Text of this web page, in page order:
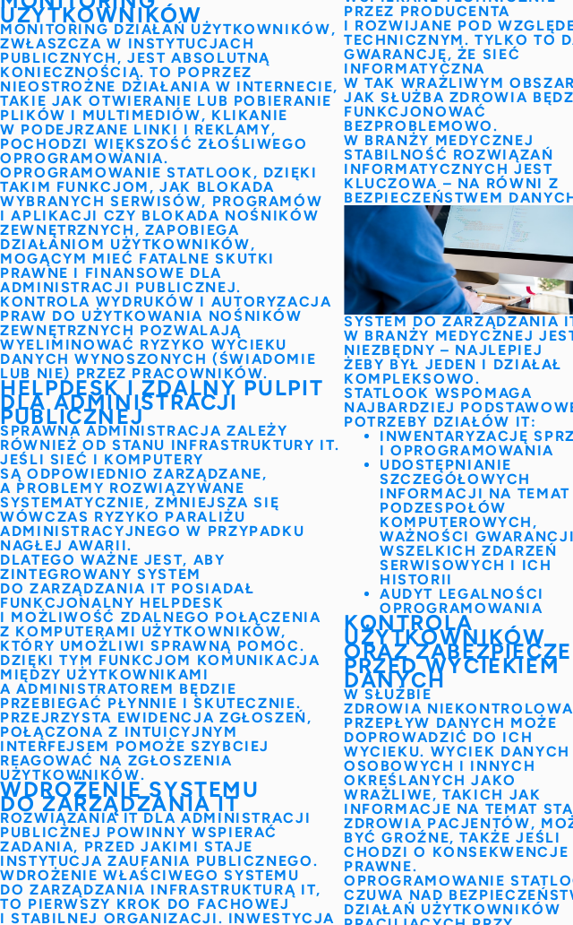
UŻYTKOWNIKÓW
MONITORING DZIAŁAŃ UŻYTKOWNIKÓW,
ZWŁASZCZA W INSTYTUCJACH
PUBLICZNYCH, JEST ABSOLUTNĄ
KONIECZNOŚCIĄ. TO POPRZEZ
NIEOSTROŻNE DZIAŁANIA W INTERNECIE,
TAKIE JAK OTWIERANIE LUB POBIERANIE
PLIKÓW I MULTIMEDIÓW, KLIKANIE
W PODEJRZANE LINKI I REKLAMY,
POCHODZI WIĘKSZOŚĆ ZŁOŚLIWEGO
OPROGRAMOWANIA.
OPROGRAMOWANIE STATLOOK, DZIĘKI
TAKIM FUNKCJOM, JAK BLOKADA
WYBRANYCH SERWISÓW, PROGRAMÓW
I APLIKACJI CZY BLOKADA NOŚNIKÓW
ZEWNĘTRZNYCH, ZAPOBIEGA
DZIAŁANIOM UŻYTKOWNIKÓW,
MOGĄCYM MIEĆ FATALNE SKUTKI
PRAWNE I FINANSOWE DLA
ADMINISTRACJI PUBLICZNEJ.
KONTROLA WYDRUKÓW I AUTORYZACJA
PRAW DO UŻYTKOWANIA NOŚNIKÓW
ZEWNĘTRZNYCH POZWALAJĄ
WYELIMINOWAĆ RYZYKO WYCIEKU
DANYCH WYNOSZONYCH (ŚWIADOMIE
LUB NIE) PRZEZ PRACOWNIKÓW.
HELPDESK I ZDALNY PULPIT
DLA ADMINISTRACJI
PUBLICZNEJ
SPRAWNAADMINISTRACJA ZALEŻY
RÓWNIEŻ OD STANU INFRASTRUKTURY IT.
JEŚLI SIEĆ I KOMPUTERY
SĄ ODPOWIEDNIO ZARZĄDZANE,
A PROBLEMY ROZWIĄZYWANE
SYSTEMATYCZNIE, ZMNIEJSZA SIĘ
WÓWCZAS RYZYKO PARALIŻU
ADMINISTRACYJNEGO W PRZYPADKU
NAGŁEJ AWARII.
DLATEGO WAŻNE JEST, ABY
ZINTEGROWANY SYSTEM
DO ZARZĄDZANIA IT POSIADAŁ
FUNKCJONALNY HELPDESK
I MOŻLIWOŚĆ ZDALNEGO POŁĄCZENIA
Z KOMPUTERAMI UŻYTKOWNIKÓW,
KTÓRY UMOŻLIWI SPRAWNĄ POMOC.
DZIĘKI TYM FUNKCJOM KOMUNIKACJA
MIĘDZY UŻYTKOWNIKAMI
A ADMINISTRATOREM BĘDZIE
PRZEBIEGAĆ PŁYNNIE I SKUTECZNIE.
PRZEJRZYSTA EWIDENCJA ZGŁOSZEŃ,
POŁĄCZONA Z INTUICYJNYM
INTERFEJSEM POMOŻE SZYBCIEJ
REAGOWAĆ NA ZGŁOSZENIA
UŻYTKOWNIKÓW.
WDROŻENIE SYSTEMU
DO ZARZĄDZANIA IT
ROZWIĄZANIA IT DLA ADMINISTRACJI
PUBLICZNEJ POWINNY WSPIERAĆ
ZADANIA, PRZED JAKIMI STAJE
INSTYTUCJA ZAUFANIA PUBLICZNEGO.
WDROŻENIE WŁAŚCIWEGOSYSTEMU
DO ZARZĄDZANIA INFRASTRUKTURĄ IT,
TO PIERWSZY KROK DO FACHOWEJ
I STABILNEJ ORGANIZACJI. INWESTYCJA
PRZEZ PRODUCENTA
I ROZWIJANE POD
TECHNICZNYM. TYLKO TO
GWARANCJĘ, ŻE SIEĆ
INFORMATYCZNA
W TAK WRAŻLIWYM
JAKSŁUŻBA ZDROWIA
FUNKCJONOWAĆ
BEZPROBLEMOWO.
W BRANŻY MEDYCZNEJ
STABILNOŚĆ ROZWIĄZAŃ
INFORMATYCZNYCH JEST
KLUCZOWA – NA RÓWNI Z
BEZPIECZEŃSTWEM
SYSTEM DO ZARZĄDZANIA
W BRANŻY MEDYCZNEJ
NIEZBĘDNY – NAJLEPIEJ
ŻEBY BYŁ JEDEN I DZIAŁAŁ
KOMPLEKSOWO.
STATLOOK WSPOMAGA
NAJBARDZIEJ
POTRZEBY DZIAŁÓW IT:
INWENTARYZACJĘ
I OPROGRAMOWANIA
UDOSTĘPNIANIE
SZCZEGÓŁOWYCH
INFORMACJI NA TEMAT
PODZESPOŁÓW
KOMPUTEROWYCH,
WAŻNOŚCI
WSZELKICH ZDARZEŃ
SERWISOWYCH I ICH
HISTORII
AUDYT LEGALNOŚCI
OPROGRAMOWANIA
KONTROLA
UŻYTKOWNIKÓW
ORAZ
PRZED WYCIEKIEM
DANYCH
W SŁUŻBIE
ZDROWIA
PRZEPŁYW DANYCH MOŻE
DOPROWADZIĆ DO ICH
WYCIEKU. WYCIEK DANYCH
OSOBOWYCH I INNYCH
OKREŚLANYCH JAKO
WRAŻLIWE, TAKICH JAK
INFORMACJE NA TEMAT
ZDROWIA PACJENTÓW,
BYĆ GROŹNE, TAKŻE JEŚLI
CHODZI O KONSEKWENCJE
PRAWNE.
OPROGRAMOWANIE
CZUWA NAD
DZIAŁAŃ UŻYTKOWNIKÓW